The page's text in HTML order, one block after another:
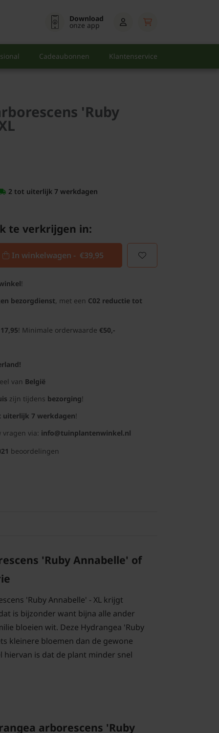
Download
onze app
Cadeaubonnen Klantenservice
'Ruby
2 tot uiterlijk 7 werkdagen
te verkrijgen in:
In winkelwagen - €39,95
!
bezorgdienst, met een C02 reductie tot
! Minimale orderwaarde €50,-
van België
zijn tijdens bezorging!
uiterlijk 7 werkdagen!
vragen via: info@tuinplantenwinkel.nl
beoordelingen
'Ruby Annabelle' of
'Ruby Annabelle' - XL krijgt
is bijzonder want bijna alle ander
bloeien wit. Deze Hydrangea 'Ruby
kleinere bloemen dan de gewone
hiervan is dat de plant minder snel
arborescens 'Ruby